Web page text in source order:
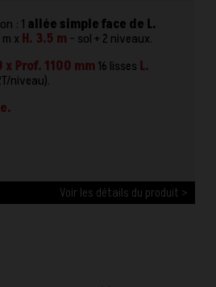
: 1 allée simple face de L.
x H. 3.5 m - sol + 2 niveaux.
x Prof. 1100 mm 16 lisses L.
niveau).
Voir les détails du produit >